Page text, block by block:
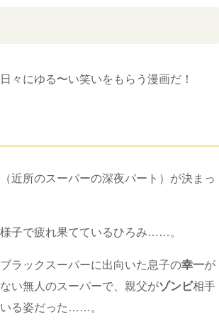
々にゆる〜い笑いをもらう漫画だ！
近所のスーパーの深夜パート）が決まっ
子で疲れ果てているひろみ……。
ラックスーパーに出向いた息子の幸一が
い無人のスーパーで、親父がゾンビ相手
る姿だった……。